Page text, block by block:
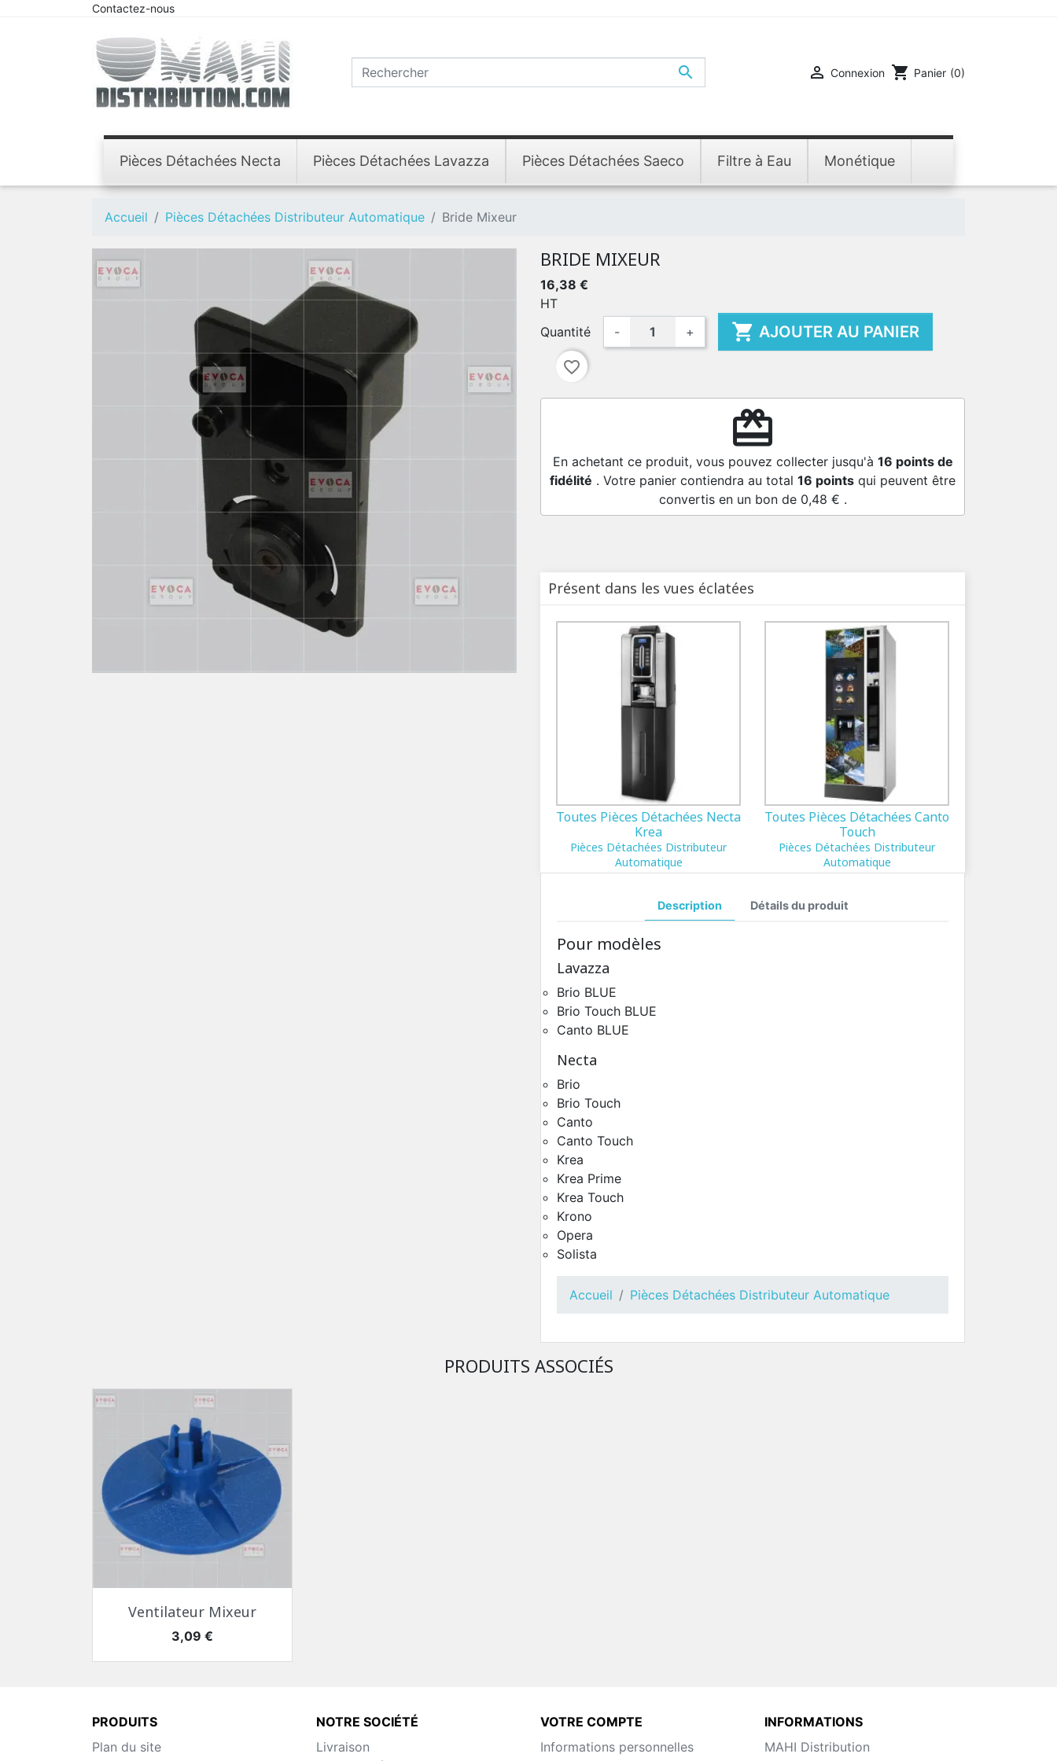
Contactez-nous
  Connexion shopping_cart Panier (0)
Pièces Détachées Necta Pièces Détachées Lavazza Pièces Détachées Saeco Filtre à Eau Monétique
Accueil Pièces Détachées Distributeur Automatique Bride Mixeur
BRIDE MIXEUR
16,38 €
HT
Quantité
- +  AJOUTER AU PANIER
favorite_border
redeem
En achetant ce produit, vous pouvez collecter jusqu'à 16 points de
fidélité . Votre panier contiendra au total 16 points qui peuvent être
convertis en un bon de 0,48 € .
Présent dans les vues éclatées
Toutes Pièces Détachées Necta
Krea
Pièces Détachées Distributeur
Automatique
Toutes Pièces Détachées Canto
Touch
Pièces Détachées Distributeur
Automatique
Pièces Détachées Distributeur
Maestro
Pièces Détachées Distributeur
Brio
Description Détails du produit
Pour modèles
Lavazza
Brio BLUE
Brio Touch BLUE
Canto BLUE
Necta
Brio
Brio Touch
Canto
Canto Touch
Krea
Krea Prime
Krea Touch
Krono
Opera
Solista
Accueil Pièces Détachées Distributeur Automatique
PRODUITS ASSOCIÉS
Aperçu rapide
Ventilateur Mixeur
Prix
3,09 €
PRODUITS
Plan du site
NOTRE SOCIÉTÉ
Livraison
VOTRE COMPTE
Informations personnelles
INFORMATIONS
MAHI Distribution